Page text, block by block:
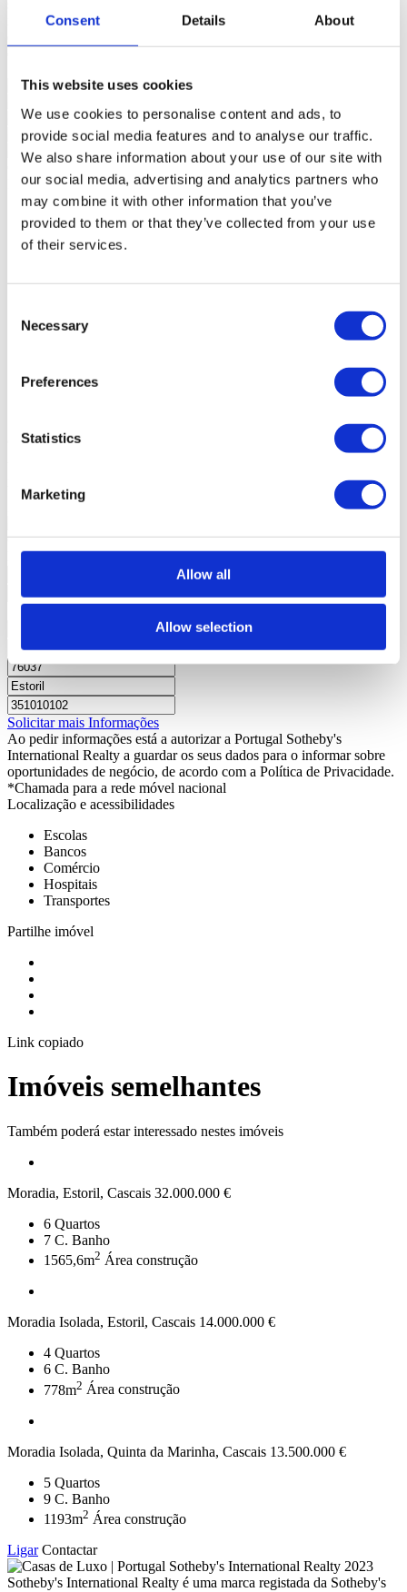
Consent Details About
This website uses cookies
We use cookies to personalise content and ads, to
provide social media features and to analyse our traffic.
We also share information about your use of our site with
our social media, advertising and analytics partners who
may combine it with other information that you’ve
provided to them or that they’ve collected from your use
of their services.
Selection
Necessary
Preferences
Statistics
Marketing
Allow all
Allow selection
rápidas assegura uma ligação eficiente ao centro da cidade e zonas
Características gerais
Informação geral Características Certificação
Referência
102250203
Finalidade Venda
Preço de Venda
Distrito Lisboa
Zona São João do Estoril
Área Útil
Geral Nº Frentes: 4; Nº Pisos: 3;
Vistas Cidade;
Acessos (Bons), Centralidade (Centro da Cidade);
Contacte-nos +351 919228919*
Interessado?Agende visita ou solicite mais informações.
Solicitar mais Informações
Ao pedir informações está a autorizar a Portugal Sotheby's
International Realty a guardar os seus dados para o informar sobre
oportunidades de negócio, de acordo com a Política de Privacidade.
*Chamada para a rede móvel nacional
Localização e acessibilidades
Escolas
Bancos
Comércio
Hospitais
Transportes
Partilhe imóvel
Link copiado
Imóveis semelhantes
Também poderá estar interessado nestes imóveis
Moradia, Estoril, Cascais 32.000.000 €
6 Quartos
7 C. Banho
1565,6m2 Área construção
Moradia Isolada, Estoril, Cascais 14.000.000 €
4 Quartos
6 C. Banho
778m2 Área construção
Moradia Isolada, Quinta da Marinha, Cascais 13.500.000 €
5 Quartos
9 C. Banho
1193m2 Área construção
Ligar Contactar
2023
Sotheby's International Realty é uma marca registada da Sotheby's